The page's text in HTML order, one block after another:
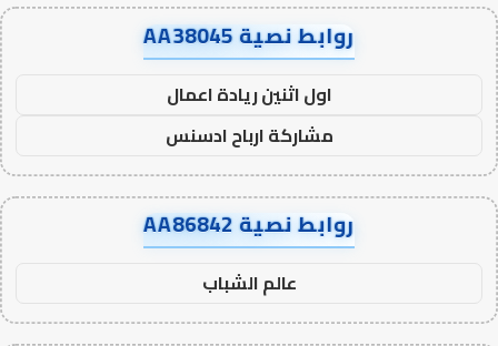
روابط نصية AA38045
اول اثنين ريادة اعمال
مشاركة ارباح ادسنس
روابط نصية AA86842
عالم الشباب